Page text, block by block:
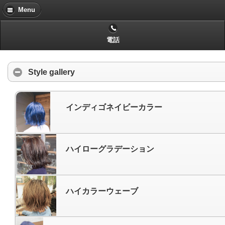
Menu
電話
Style gallery
インディゴネイビーカラー
ハイローグラデーション
ハイカラーウェーブ